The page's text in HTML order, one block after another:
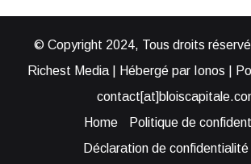
© Copyright 2024, Tous droits
Richest Media | Hébergé par Ionos |
Home
Politique de
Déclaration de